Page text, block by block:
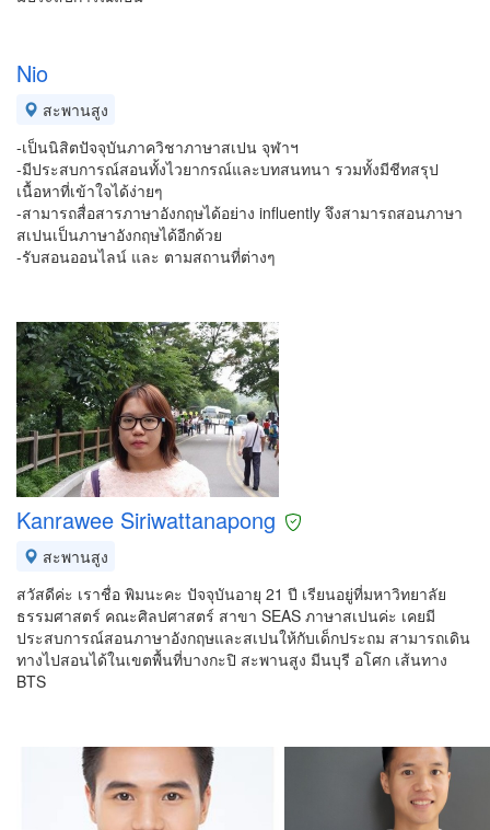
Nio
สะพานสูง
-เป็นนิสิตปัจจุบันภาควิชาภาษาสเปน จุฬาฯ
-มีประสบการณ์สอนทั้งไวยากรณ์และบทสนทนา รวมทั้งมีชีทสรุป
เนื้อหาที่เข้าใจได้ง่ายๆ
-สามารถสื่อสารภาษาอังกฤษได้อย่าง influently จึงสามารถสอนภาษา
สเปนเป็นภาษาอังกฤษได้อีกด้วย
-รับสอนออนไลน์ และ ตามสถานที่ต่างๆ
Kanrawee Siriwattanapong
สะพานสูง
สวัสดีค่ะ เราชื่อ พิมนะคะ ปัจจุบันอายุ 21 ปี เรียนอยู่ที่มหาวิทยาลัย
ธรรมศาสตร์ คณะศิลปศาสตร์ สาขา SEAS ภาษาสเปนค่ะ เคยมี
ประสบการณ์สอนภาษาอังกฤษและสเปนให้กับเด็กประถม สามารถเดิน
ทางไปสอนได้ในเขตพื้นที่บางกะปิ สะพานสูง มีนบุรี อโศก เส้นทาง
BTS